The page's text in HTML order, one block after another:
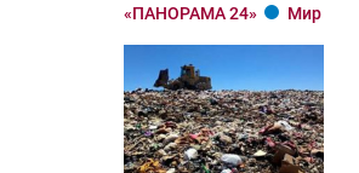
«ПАНОРАМА 24» Мир